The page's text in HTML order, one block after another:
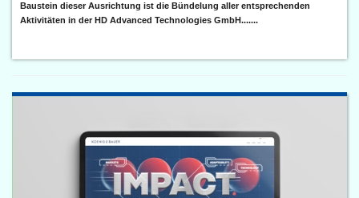
Baustein dieser Ausrichtung ist die Bündelung aller entsprechenden
Aktivitäten in der HD Advanced Technologies GmbH.......